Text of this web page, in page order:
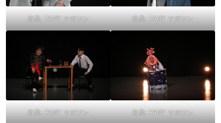
出典: FANY マガジン 出典: FANY マガジン
出典: FANY マガジン 出典: FANY マガジン